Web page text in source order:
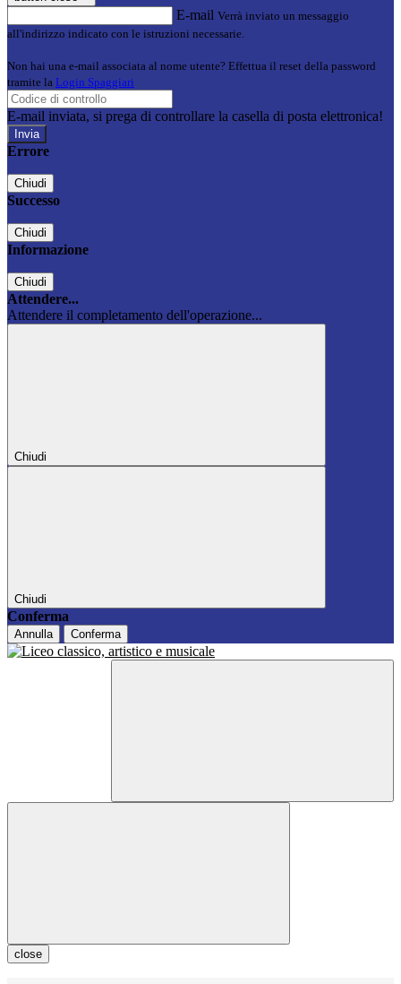
E-mail Verrà inviato un messaggio
all'indirizzo indicato con le istruzioni necessarie.
Non hai una e-mail associata al nome utente? Effettua il reset della password
tramite la Login Spaggiari
E-mail inviata, si prega di controllare la casella di posta elettronica!
Errore
Chiudi
Successo
Chiudi
Informazione
Chiudi
Attendere...
Attendere il completamento dell'operazione...
Chiudi
Chiudi
Conferma
Annulla Conferma
close